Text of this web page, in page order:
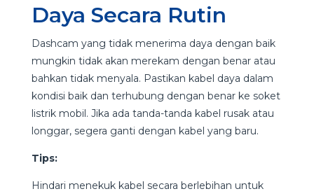
Daya Secara Rutin
Dashcam yang tidak menerima daya dengan baik
mungkin tidak akan merekam dengan benar atau
bahkan tidak menyala. Pastikan kabel daya dalam
kondisi baik dan terhubung dengan benar ke soket
listrik mobil. Jika ada tanda-tanda kabel rusak atau
longgar, segera ganti dengan kabel yang baru.
Tips:
Hindari menekuk kabel secara berlebihan untuk